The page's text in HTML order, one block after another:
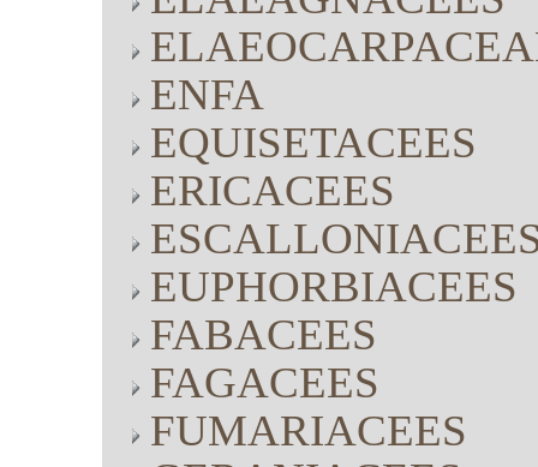
ENFA
EQUISETACEES
ERICACEES
EUPHORBIACEES
FABACEES
FAGACEES
FUMARIACEES